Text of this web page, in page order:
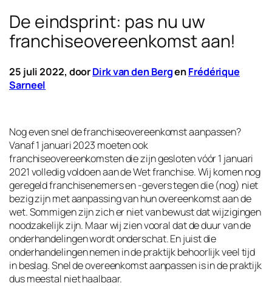
De eindsprint: pas nu uw
franchiseovereenkomst aan!
25 juli 2022, doorDirk van den BergenFrédérique
Sarneel
Nog even snel de franchiseovereenkomst aanpassen?
Vanaf 1 januari 2023 moeten ook
franchiseovereenkomsten die zijn gesloten vóór 1 januari
2021 volledig voldoen aan de Wet franchise. Wij komen nog
geregeld franchisenemers en -gevers tegen die (nog) niet
bezig zijn met aanpassing van hun overeenkomst aan de
wet. Sommigen zijn zich er niet van bewust dat wijzigingen
noodzakelijk zijn. Maar wij zien vooral dat de duur van de
onderhandelingen wordt onderschat. En juist die
onderhandelingen nemen in de praktijk behoorlijk veel tijd
in beslag. Snel de overeenkomst aanpassen is in de praktijk
dus meestal niet haalbaar.